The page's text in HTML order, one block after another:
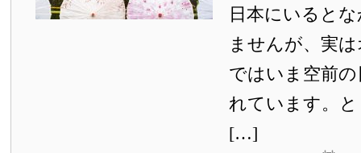
日本にいると
ませんが、実
ではいま空前
れています。
[…]